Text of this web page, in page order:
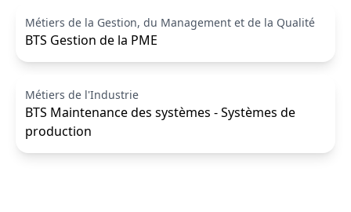
Métiers de la Gestion, du Management et de la Qualité
BTS Gestion de la PME
Métiers de l'Industrie
BTS Maintenance des systèmes - Systèmes de
production